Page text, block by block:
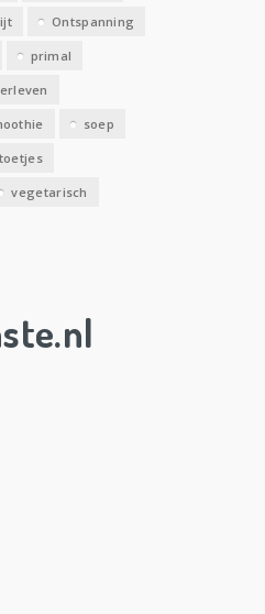
Ontspanning
primal
soep
toetjes
vegetarisch